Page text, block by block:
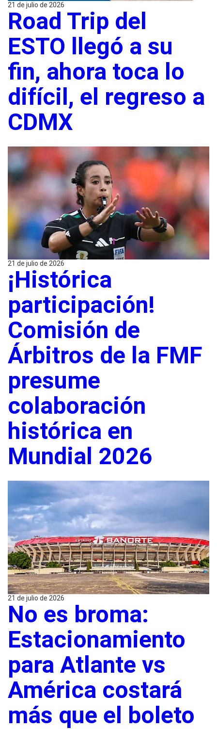
21 de julio de 2026
Road Trip del
ESTO llegó a su
fin, ahora toca lo
difícil, el regreso a
CDMX
21 de julio de 2026
¡Histórica
participación!
Comisión de
Árbitros de la FMF
presume
colaboración
histórica en
Mundial 2026
21 de julio de 2026
No es broma:
Estacionamiento
para Atlante vs
América costará
más que el boleto